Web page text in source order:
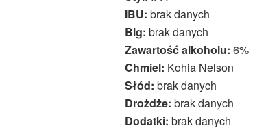
IBU: brak danych
Blg: brak danych
Zawartość alkoholu: 6%
Chmiel: Kohia Nelson
Słód: brak danych
Drożdże: brak danych
Dodatki: brak danych